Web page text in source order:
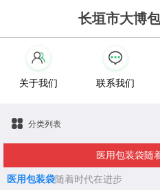
长垣市大博
关于我们 联系我们
分类列表
医用包装袋随
医用包装袋随着时代在进步